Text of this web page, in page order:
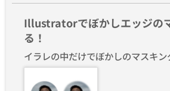
Illustratorでぼかしエッジの
る！
イラレの中だけでぼかしのマスキン